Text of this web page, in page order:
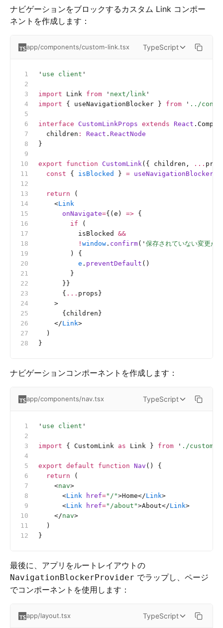
ナビゲーションをブロックするカスタム Link コンポー
ネントを作成します：
app/components/custom-link.tsx TypeScript
' use client '
import Link from ' next/link '
import { useNavigationBlocker } from ' ../
interface CustomLinkProps extends React
  children
: React . ReactNode
}
export function CustomLink({ children, ...
  const
{ isBlocked } = useNavigationBlocker
  return
(
    <
Link
      onNavigate
={(e) => {
        if
(
          isBlocked
&&
          !
window . confirm( ' 保存されていない変更が
        ) {
          e
. preventDefault ()
        }
      }}
      {
... props}
    >
      {children}
    </
Link>
  )
}
ナビゲーションコンポーネントを作成します：
app/components/nav.tsx TypeScript
' use client '
import { CustomLink as Link } from ' ./custom-
export default function Nav () {
  return
(
    <
nav>
      <
Link href="/">Home</Link>
      <
Link href="/about">About</Link>
    </
nav>
  )
}
最後に、アプリをルートレイアウトの
NavigationBlockerProvider でラップし、ページ
でコンポーネントを使用します：
app/layout.tsx TypeScript